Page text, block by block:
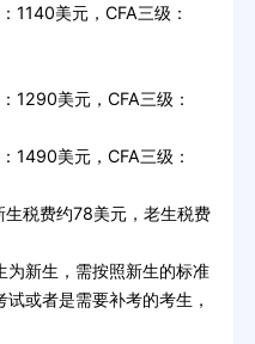
美元，CFA三级：
美元，CFA三级：
美元，CFA三级：
税费约78美元，老生税费
新生，需按照新生的标准
或者是需要补考的考生，